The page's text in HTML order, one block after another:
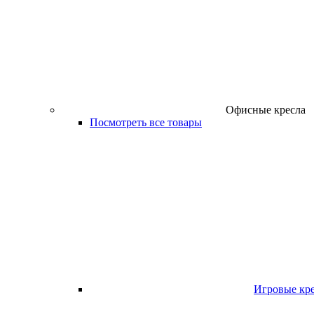
Офисные кресла
Посмотреть все товары
Игровые